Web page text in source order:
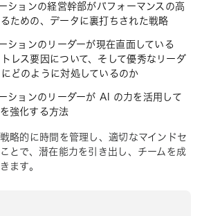
ションの経営幹部がパフォーマンスの高
ための、データに裏打ちされた戦略
ションのリーダーが現在直面している
レス要因について、そして優秀なリーダ
どのように対処しているのか
ションのリーダーが AI の力を活用して
強化する方法
略的に時間を管理し、適切なマインドセ
とで、潜在能力を引き出し、チームを成
ます。